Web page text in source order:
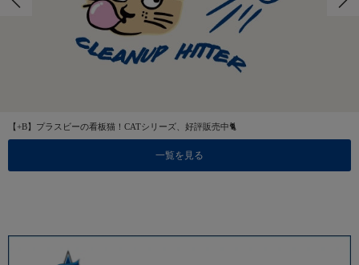
【+B】プラスビーの看板猫！CATシリーズ、好評販売中🐈
一覧を見る